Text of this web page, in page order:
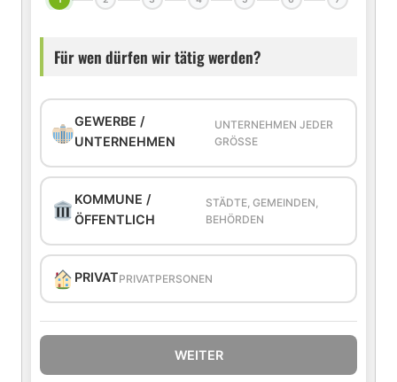
Für wen dürfen wir tätig werden?
GEWERBE /
UNTERNEHMEN
UNTERNEHMEN JEDER
GRÖSSE
KOMMUNE /
ÖFFENTLICH
STÄDTE, GEMEINDEN,
BEHÖRDEN
PRIVATPRIVATPERSONEN
WEITER